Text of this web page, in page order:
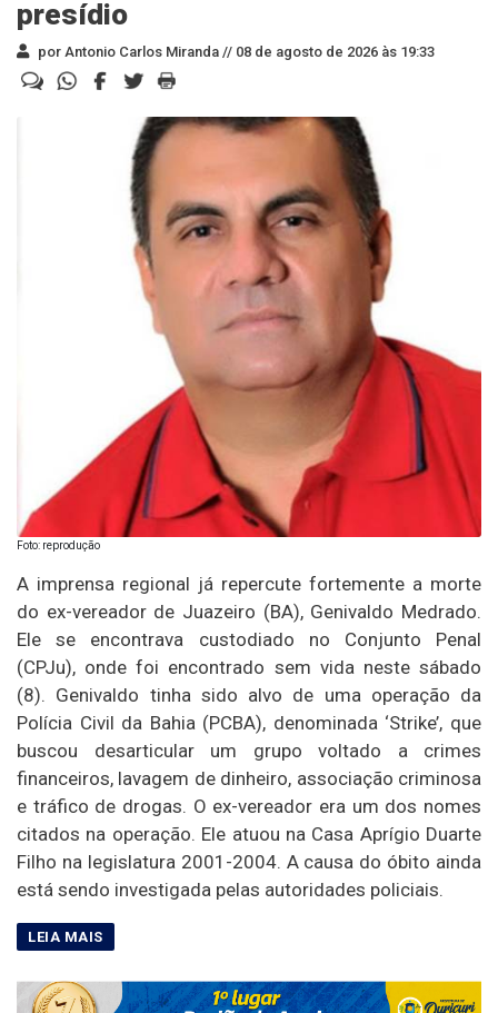
presídio
por Antonio Carlos Miranda // 08 de agosto de 2026 às 19:33
Foto: reprodução
A imprensa regional já repercute fortemente a morte
do ex-vereador de Juazeiro (BA), Genivaldo Medrado.
Ele se encontrava custodiado no Conjunto Penal
(CPJu), onde foi encontrado sem vida neste sábado
(8). Genivaldo tinha sido alvo de uma operação da
Polícia Civil da Bahia (PCBA), denominada ‘Strike’, que
buscou desarticular um grupo voltado a crimes
financeiros, lavagem de dinheiro, associação criminosa
e tráfico de drogas. O ex-vereador era um dos nomes
citados na operação. Ele atuou na Casa Aprígio Duarte
Filho na legislatura 2001-2004. A causa do óbito ainda
está sendo investigada pelas autoridades policiais.